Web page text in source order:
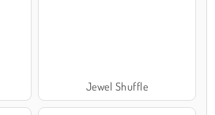
Jewel Shuffle